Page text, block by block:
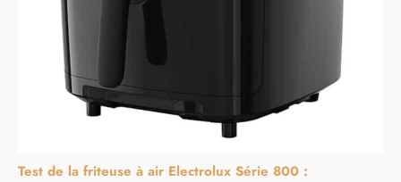
Test de la friteuse à air Electrolux Série 800 :